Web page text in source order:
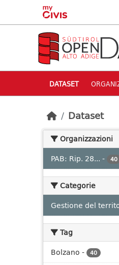
Skip to main content
DATASET
Dataset
Organizzazioni
PAB: Rip. 28... - 40
Categorie
Gestione del
Tag
Bolzano - 40